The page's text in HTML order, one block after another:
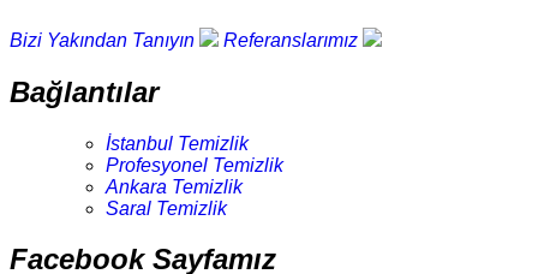
Bizi Yakından Tanıyın Referanslarımız
Bağlantılar
İstanbul Temizlik
Profesyonel Temizlik
Ankara Temizlik
Saral Temizlik
Facebook Sayfamız